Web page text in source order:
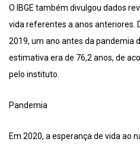
O IBGE também divulgou dados
vida referentes a anos anteriores.
2019, um ano antes da pandemia
estimativa era de 76,2 anos, de
pelo instituto.
Pandemia
Em 2020, a esperança de vida ao